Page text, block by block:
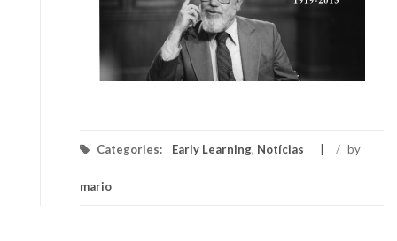
Categories: Early Learning, Notícias / by
mario